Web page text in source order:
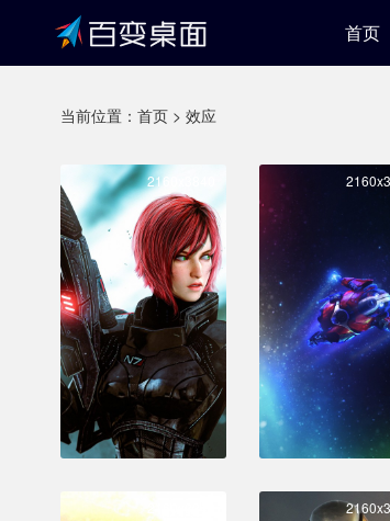
首页
当前位置： 首页 > 效应
2160x3840